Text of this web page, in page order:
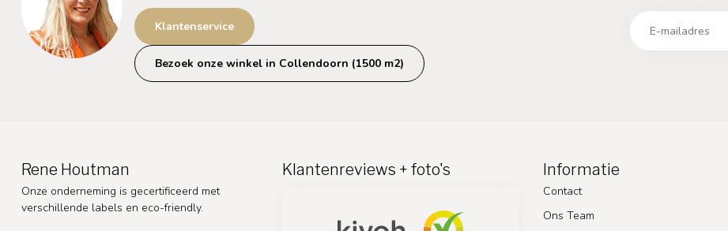
Klantenservice
Bezoek onze winkel in Collendoorn (1500 m2)
Rene Houtman
Onze onderneming is gecertificeerd met
verschillende labels en eco-friendly.
Klantenreviews + foto's Informatie
Contact
Ons Team